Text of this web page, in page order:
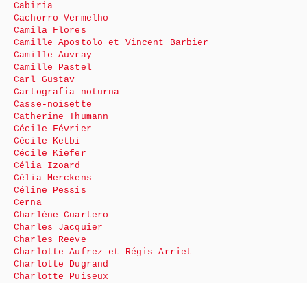
Cabiria
Cachorro Vermelho
Camila Flores
Camille Apostolo et Vincent Barbier
Camille Auvray
Camille Pastel
Carl Gustav
Cartografia noturna
Casse-noisette
Catherine Thumann
Cécile Février
Cécile Ketbi
Cécile Kiefer
Célia Izoard
Célia Merckens
Céline Pessis
Cerna
Charlène Cuartero
Charles Jacquier
Charles Reeve
Charlotte Aufrez et Régis Arriet
Charlotte Dugrand
Charlotte Puiseux